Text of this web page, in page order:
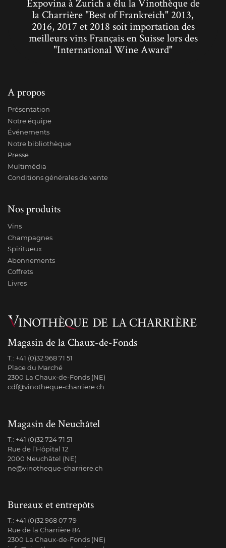
Expovina à Zurich a élu la Vinothèque de
la Charrière "Best of Frankreich" 2013,
2016, 2017 et 2018 soit importation des
meilleurs vins Français en Suisse lors des
"International Wine Award"
A propos
Présentation
Notre équipe
Événements
Notre bibliothèque
Presse
Multimédia
Conditions générales de vente
Nos produits
Vins
Champagnes
Spiritueux
Abonnements
Coffrets
Livres
Magasin de la Chaux-de-Fonds
T.: +41 (0)32 968 71 51
Place du Marché
2300 La Chaux-de-Fonds (NE)
cdf@vinotheque-charriere.ch
Magasin de Neuchâtel
T.: +41 (0)32 724 71 51
Rue de l’Hôpital 12
2000 Neuchâtel (NE)
ne@vinotheque-charriere.ch
Bureaux et entrepôts
T.: +41 (0)32 968 07 79
Rue de la Charrière 84
2300 La Chaux-de-Fonds (NE)